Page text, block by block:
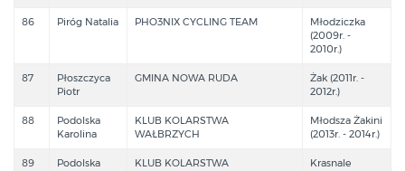
86 Piróg Natalia PHO3NIX CYCLING TEAM
Młodziczka
(2009r. -
2010r.)
87
Płoszczyca
Piotr
GMINA NOWA RUDA
Żak (2011r. -
2012r.)
88
Podolska
Karolina
KLUB KOLARSTWA
WAŁBRZYCH
Młodsza Żakini
(2013r. - 2014r.)
89
Podolska
KLUB KOLARSTWA
Krasnale